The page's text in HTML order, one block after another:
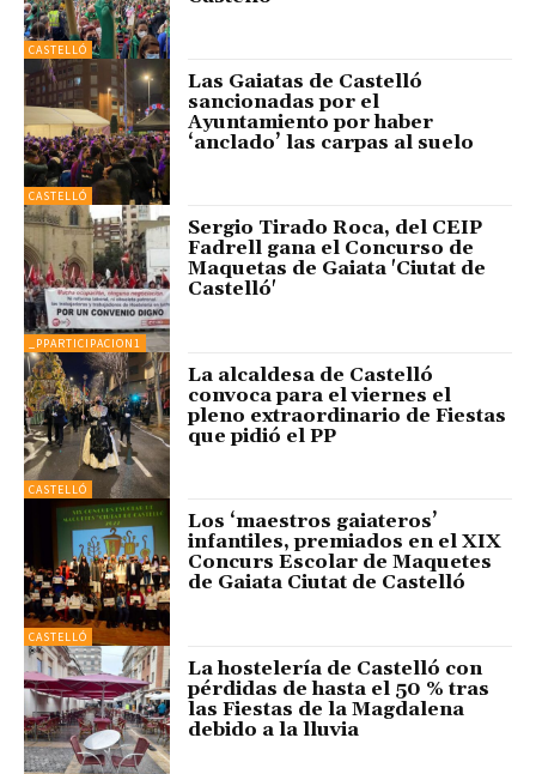
CASTELLÓ
CASTELLÓ
Las Gaiatas de Castelló
sancionadas por el
Ayuntamiento por haber
‘anclado’ las carpas al suelo
_PPARTICIPACION1
Sergio Tirado Roca, del CEIP
Fadrell gana el Concurso de
Maquetas de Gaiata 'Ciutat de
Castelló'
CASTELLÓ
La alcaldesa de Castelló
convoca para el viernes el
pleno extraordinario de Fiestas
que pidió el PP
CASTELLÓ
Los ‘maestros gaiateros’
infantiles, premiados en el XIX
Concurs Escolar de Maquetes
de Gaiata Ciutat de Castelló
La hostelería de Castelló con
pérdidas de hasta el 50 % tras
las Fiestas de la Magdalena
debido a la lluvia